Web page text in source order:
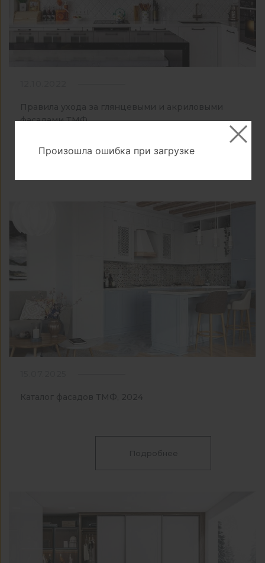
Правила ухода за глянцевыми и акриловыми
фасадами ТМФ
Каталог фасадов ТМФ, 2024
Подробнее
Произошла ошибка при загрузке